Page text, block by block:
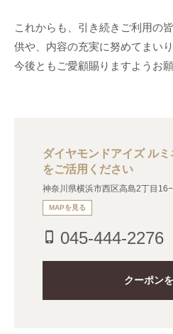
これからも、引き続きご利用の
供や、内容の充実に努めてまいり
今後ともご愛顧賜りますようお
ダイヤモンドアイズ ル
をご活用ください
神奈川県横浜市西区高島2丁目
MAPを見る
phone_iphone 045-444-2276
クーポン